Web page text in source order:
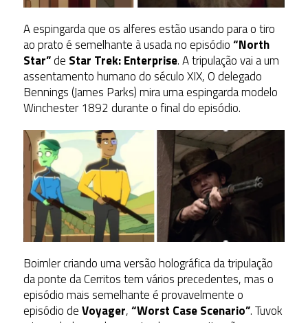
A espingarda que os alferes estão usando para o tiro
ao prato é semelhante à usada no episódio“North
Star”de Star Trek: Enterprise. A tripulação vai a um
assentamento humano do século XIX, O delegado
Bennings (James Parks) mira uma espingarda modelo
Winchester 1892 durante o final do episódio.
Boimler criando uma versão holográfica da tripulação
da ponte da Cerritos tem vários precedentes, mas o
episódio mais semelhante é provavelmente o
episódio deVoyager,“Worst Case Scenario”. Tuvok